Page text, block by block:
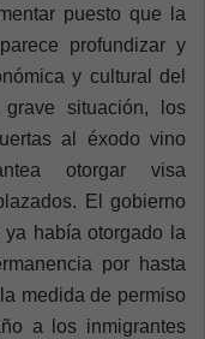
puesto que la
profundizar y
y cultural del
situación, los
al éxodo vino
otorgar visa
El gobierno
había otorgado la
por hasta
medida de permiso
a los inmigrantes